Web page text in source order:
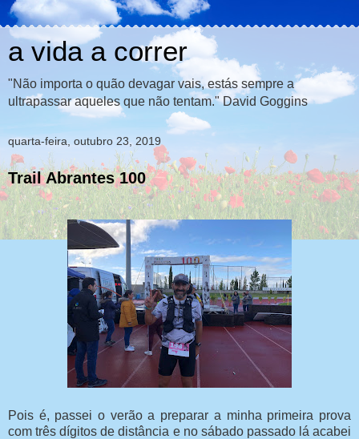
a vida a correr
"Não importa o quão devagar vais, estás sempre a
ultrapassar aqueles que não tentam." David Goggins
quarta-feira, outubro 23, 2019
Trail Abrantes 100
Pois é, passei o verão a preparar a minha primeira prova
com três dígitos de distância e no sábado passado lá acabei